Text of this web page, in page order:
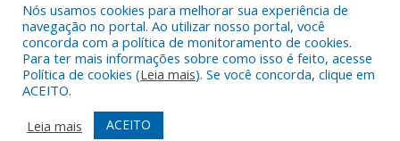
Mapa do Site
Acessar Área Administrativa
Acessar o Webmail
Nós usamos cookies para melhorar sua experiência de
navegação no portal. Ao utilizar nosso portal, você
concorda com a política de monitoramento de cookies.
Para ter mais informações sobre como isso é feito, acesse
Política de cookies (Leia mais). Se você concorda, clique em
ACEITO.
Leia mais
ACEITO